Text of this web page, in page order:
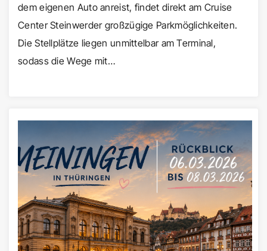
dem eigenen Auto anreist, findet direkt am Cruise
Center Steinwerder großzügige Parkmöglichkeiten.
Die Stellplätze liegen unmittelbar am Terminal,
sodass die Wege mit…